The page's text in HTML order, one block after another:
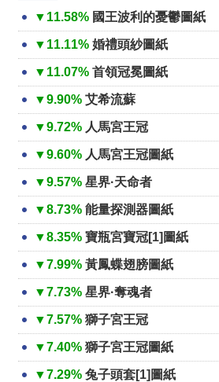
▼11.58% 國王波利的憂鬱圖紙
▼11.11% 婚禮頭紗圖紙
▼11.07% 首領冠冕圖紙
▼9.90% 艾希流蘇
▼9.72% 人馬宮王冠
▼9.60% 人馬宮王冠圖紙
▼9.57% 星界·天命者
▼8.73% 能量探測器圖紙
▼8.35% 寶瓶宮寶冠[1]圖紙
▼7.99% 黃鳳蝶翅膀圖紙
▼7.73% 星界·奪魂者
▼7.57% 獅子宮王冠
▼7.40% 獅子宮王冠圖紙
▼7.29% 兔子頭套[1]圖紙